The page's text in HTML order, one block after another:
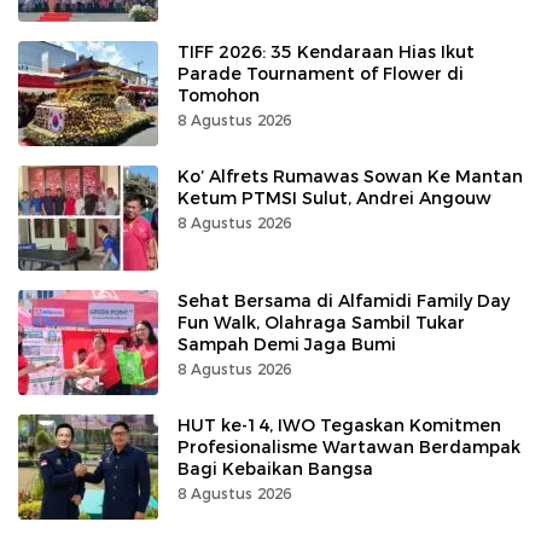
TIFF 2026: 35 Kendaraan Hias Ikut
Parade Tournament of Flower di
Tomohon
8 Agustus 2026
Ko’ Alfrets Rumawas Sowan Ke Mantan
Ketum PTMSI Sulut, Andrei Angouw
8 Agustus 2026
Sehat Bersama di Alfamidi Family Day
Fun Walk, Olahraga Sambil Tukar
Sampah Demi Jaga Bumi
8 Agustus 2026
HUT ke-14, IWO Tegaskan Komitmen
Profesionalisme Wartawan Berdampak
Bagi Kebaikan Bangsa
8 Agustus 2026